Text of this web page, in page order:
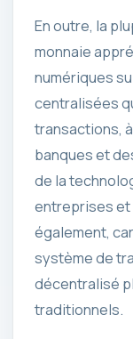
En outre, la
monnaie
numériques
centralisées
transactions,
banques et
de la
entreprises et
également,
système de
décentralisé
traditionnels.